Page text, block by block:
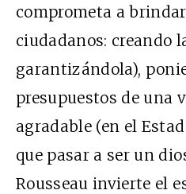
comprometa a
ciudadanos: creando
garantizándola),
presupuestos de una
agradable (en el
que pasar a ser un
Rousseau invierte el